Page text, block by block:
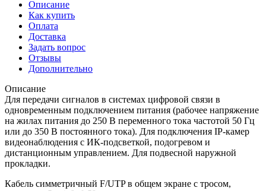
Описание
Как купить
Оплата
Доставка
Задать вопрос
Отзывы
Дополнительно
Описание
Для передачи сигналов в системах цифровой связи в
одновременным подключением питания (рабочее напряжение
на жилах питания до 250 В переменного тока частотой 50 Гц
или до 350 В постоянного тока). Для подключения IP-камер
видеонаблюдения с ИК-подсветкой, подогревом и
дистанционным управлением. Для подвесной наружной
прокладки.
Кабель симметричный F/UTP в общем экране с тросом,